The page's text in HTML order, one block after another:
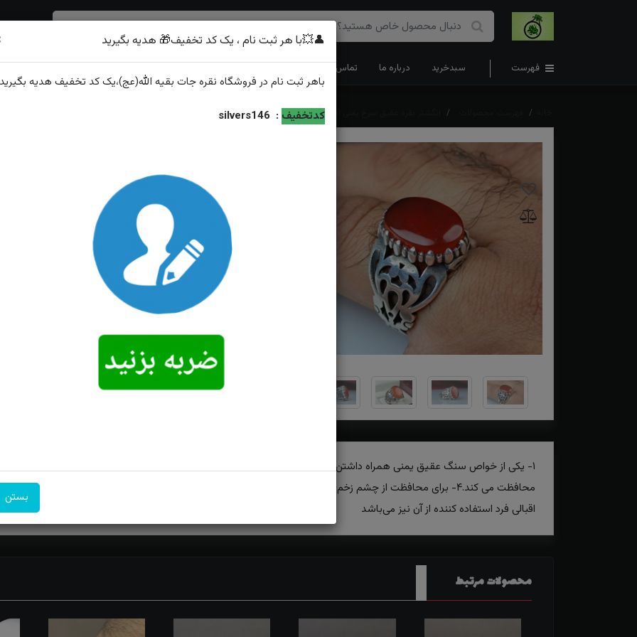
فهرست سبدخرید درباره ما تماس با ما
ویژگی‌های محصول
نگین: عقیق سرخ یمنی اصل
عیار نقره: 925
ویژگی: ارسال و سایز رایگان همراه با هدیه زعفران قائنات از...
امکان پرداخت
در محل
اقبالی فرد استفاده کننده از آن نیز می‌باشد
محصولات مرتبط
👤💥با هر ثبت نام ، یک کد تخفیف🎁 هدیه بگیرید
باهر ثبت نام در فروشگاه نقره جات بقیه الله(عج)،یک کد تخفیف هدیه
کدتخفیف :
silvers146
بستن